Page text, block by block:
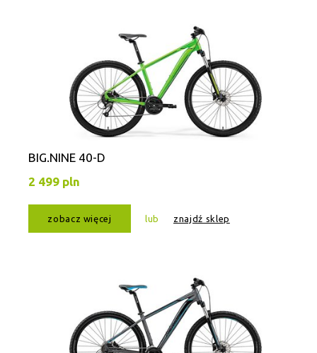
BIG.NINE 40-D
2 499 pln
zobacz więcej lub znajdź sklep